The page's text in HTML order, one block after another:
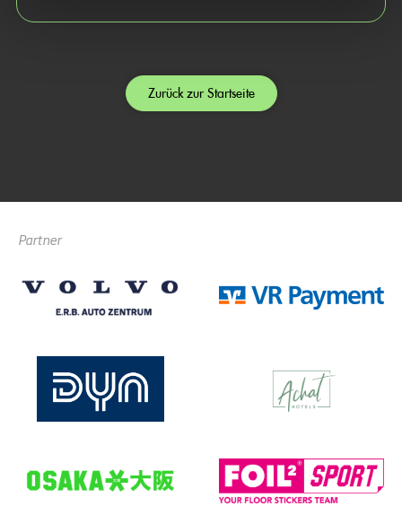
Zurück zur Startseite
Partner